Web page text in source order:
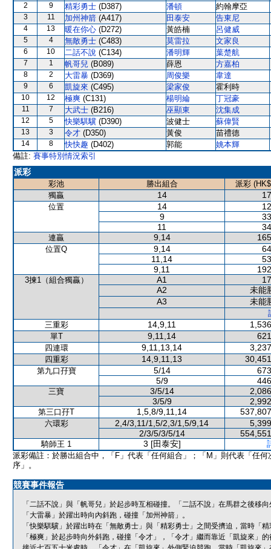
2 9 精彩勇士 (D387) 潘頓 約翰摩亞
3 11 加州神箭 (A417) 田泰安 告東尼
4 13 暖在你心 (D272) 黃皓楠 呂健威
5 4 無敵勇士 (C483) 莫雷拉 文家良
6 10 二話不說 (C134) 潘明輝 葉楚航
7 1 帆哥兒 (B089) 薛恩 方嘉柏
8 2 大雷暴 (D369) 周俊樂 韋達
9 6 凱旋來 (C495) 梁家俊 霍利時
10 12 極爽 (C131) 楊明綸 丁冠豪
11 7 大武士 (B216) 巫顯東 沈集成
12 5 快樂騏驥 (D390) 波健士 蘇偉賢
13 3 令才 (D350) 黃俊 苗禮德
14 8 快快趣 (D402) 郭能
姚本輝
備註: 賽事特別情況索引
派彩
彩池 勝出組合
派彩
獨贏
14
位置 14
9
11
連贏 9,14
位置Q 9,14
11,14
9,11
3揀1（組合獨贏） A1
A2
未能
A3
未能
三重彩
14,9,11
單T 9,11,14
四連環 9,11,13,14
四重彩 14,9,11,13
第九口孖寶 5/14
5/9
三寶 3/5/14
3/5/9
第三口孖T 1,5,8/9,11,14
六環彩 2,4/3,11/1,5/2,3/1,5/9,14
2/3/5/3/5/14
騎師王 1 3 [田泰安]
派彩備註：於勝出組合中，「F」代表「任何組合」；「M」則代表「任何
序」。
競賽事件報告
「二話不說」與「帆哥兒」於起步時互相碰撞。「二話不說」在馬群之後移
「大雷暴」於躍出時向內斜跑，碰撞「加州神箭」。
「快樂騏驥」於躍出時在「無敵勇士」與「精彩勇士」之間受擠迫，當時「
「極爽」於起步時向外斜跑，碰撞「令才」，「令才」繼而靠近「凱旋來」